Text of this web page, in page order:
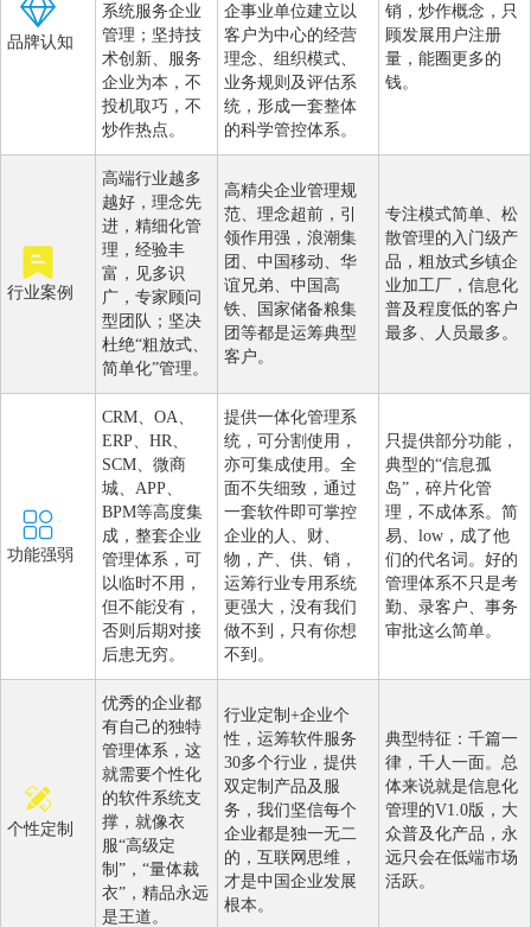
品牌认知
系统服务企业
管理；坚持技
术创新、服务
企业为本，不
投机取巧，不
炒作热点。
企事业单位建立以
客户为中心的经营
理念、组织模式、
业务规则及评估系
统，形成一套整体
的科学管控体系。
销，炒作概念，只
顾发展用户注册
量，能圈更多的
钱。
行业案例
高端行业越多
越好，理念先
进，精细化管
理，经验丰
富，见多识
广，专家顾问
型团队；坚决
杜绝“粗放式、
简单化”管理。
高精尖企业管理规
范、理念超前，引
领作用强，浪潮集
团、中国移动、华
谊兄弟、中国高
铁、国家储备粮集
团等都是运筹典型
客户。
专注模式简单、松
散管理的入门级产
品，粗放式乡镇企
业加工厂，信息化
普及程度低的客户
最多、人员最多。
功能强弱
CRM、OA、
ERP、HR、
SCM、微商
城、APP、
BPM等高度集
成，整套企业
管理体系，可
以临时不用，
但不能没有，
否则后期对接
后患无穷。
提供一体化管理系
统，可分割使用，
亦可集成使用。全
面不失细致，通过
一套软件即可掌控
企业的人、财、
物，产、供、销，
运筹行业专用系统
更强大，没有我们
做不到，只有你想
不到。
只提供部分功能，
典型的“信息孤
岛”，碎片化管
理，不成体系。简
易、low，成了他
们的代名词。好的
管理体系不只是考
勤、录客户、事务
审批这么简单。
个性定制
优秀的企业都
有自己的独特
管理体系，这
就需要个性化
的软件系统支
撑，就像衣
服“高级定
制”，“量体裁
衣”，精品永远
是王道。
行业定制+企业个
性，运筹软件服务
30多个行业，提供
双定制产品及服
务，我们坚信每个
企业都是独一无二
的，互联网思维，
才是中国企业发展
根本。
典型特征：千篇一
律，千人一面。总
体来说就是信息化
管理的V1.0版，大
众普及化产品，永
远只会在低端市场
活跃。